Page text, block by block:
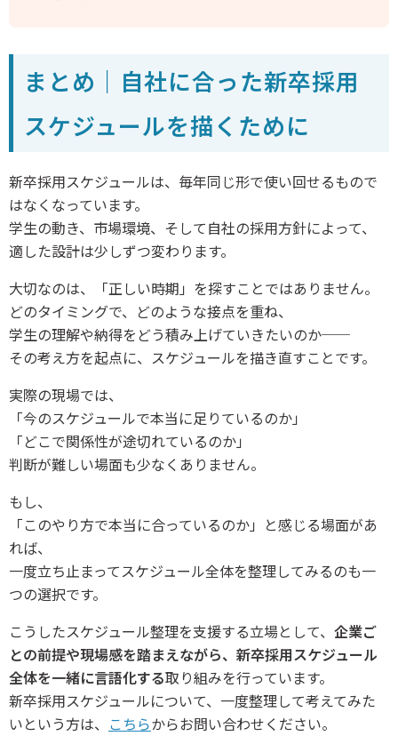
まとめ｜自社に合った新卒採用
スケジュールを描くために
新卒採用スケジュールは、毎年同じ形で使い回せるもので
はなくなっています。
学生の動き、市場環境、そして自社の採用方針によって、
適した設計は少しずつ変わります。
大切なのは、「正しい時期」を探すことではありません。
どのタイミングで、どのような接点を重ね、
学生の理解や納得をどう積み上げていきたいのか──
その考え方を起点に、スケジュールを描き直すことです。
実際の現場では、
「今のスケジュールで本当に足りているのか」
「どこで関係性が途切れているのか」
判断が難しい場面も少なくありません。
もし、
「このやり方で本当に合っているのか」と感じる場面があ
れば、
一度立ち止まってスケジュール全体を整理してみるのも一
つの選択です。
こうしたスケジュール整理を支援する立場として、 企業ご
との前提や現場感を踏まえながら、新卒採用スケジュール
全体を一緒に言語化する取り組みを行っています。
新卒採用スケジュールについて、一度整理して考えてみた
いという方は、 こちらからお問い合わせください。